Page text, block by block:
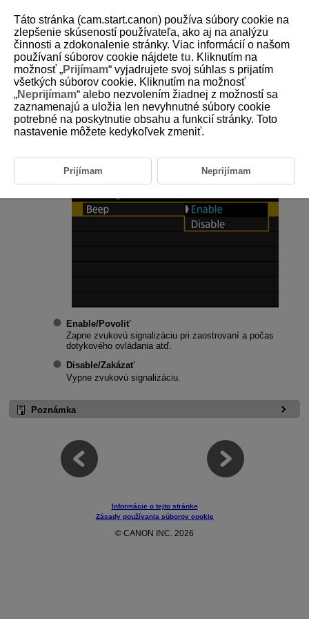
D388-214
Zvuková signalizácia
Vyberte položku [ :Beep/Zvuková signalizácia
).
Vyberte požadovanú možnosť.
Enable/Povoliť
Zapne zvukovú signalizáciu pri zaostrovaní a počas
dotykového ovládania atď.
Disable/Zakázať
Vypne zvukovú signalizáciu.
Poznámka
Informácie o tejto stránke
Zásady používania súborov cookie
© CANON INC. 2026
Táto stránka (cam.start.canon) používa súbory cookie na
zlepšenie skúseností používateľa, ako aj na analýzu
činnosti a zdokonalenie stránky. Viac informácií o našom
používaní súborov cookie nájdete tu. Kliknutím na
možnosť „Prijímam“ vyjadrujete svoj súhlas s prijatím
všetkých súborov cookie. Kliknutím na možnosť
„Neprijímam“ alebo nezvolením žiadnej z možností sa
zaznamenajú a uložia len nevyhnutné súbory cookie
potrebné na poskytnutie obsahu a funkcií stránky. Toto
nastavenie môžete kedykoľvek zmeniť.
Prijímam Neprijímam